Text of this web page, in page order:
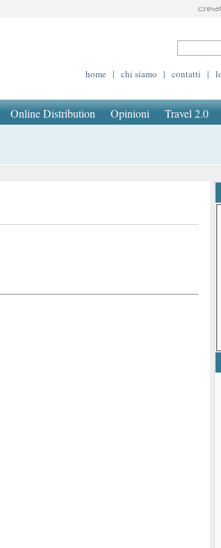
home | chi siamo | contatti |
Online Distribution Opinioni Travel 2.0